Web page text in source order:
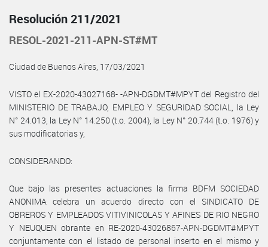
Resolución 211/2021
RESOL-2021-211-APN-ST#MT
Ciudad de Buenos Aires, 17/03/2021
VISTO el EX-2020-43027168- -APN-DGDMT#MPYT del Registro del
MINISTERIO DE TRABAJO, EMPLEO Y SEGURIDAD SOCIAL, la Ley
N° 24.013, la Ley N° 14.250 (t.o. 2004), la Ley N° 20.744 (t.o. 1976) y
sus modificatorias y,
CONSIDERANDO:
Que bajo las presentes actuaciones la firma BDFM SOCIEDAD
ANONIMA celebra un acuerdo directo con el SINDICATO DE
OBREROS Y EMPLEADOS VITIVINICOLAS Y AFINES DE RIO NEGRO
Y NEUQUEN obrante en RE-2020-43026867-APN-DGDMT#MPYT
conjuntamente con el listado de personal inserto en el mismo y